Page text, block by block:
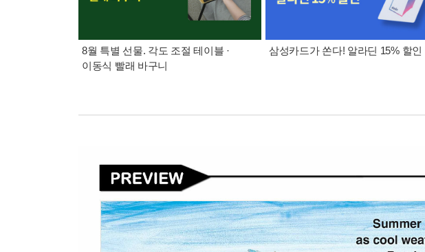
8월 특별 선물. 각도 조절 테이블 ·
이동식 빨래 바구니
삼성카드가 쏜다! 알라딘 15% 할인